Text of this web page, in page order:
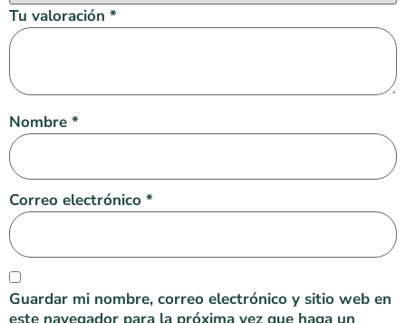
Tu valoración *
Nombre *
Correo electrónico *
Guardar mi nombre, correo electrónico y sitio web en
este navegador para la próxima vez que haga un